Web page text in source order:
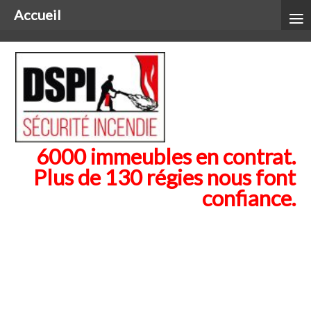
6000 immeubles en contrat.
Plus de 130 régies nous font
confiance.
Accueil ≡